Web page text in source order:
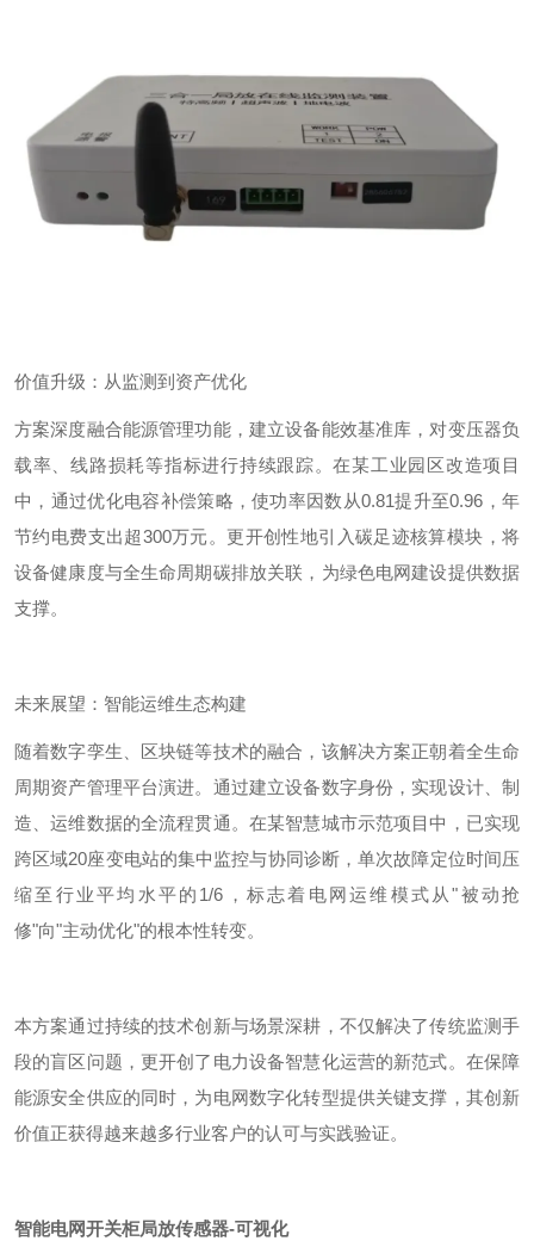
价值升级：从监测到资产优化
方案深度融合能源管理功能，建立设备能效基准库，对变压器负
载率、线路损耗等指标进行持续跟踪。在某工业园区改造项目
中，通过优化电容补偿策略，使功率因数从0.81提升至0.96 ，年
节约电费支出超300万元。更开创性地引入碳足迹核算模块，将
设备健康度与全生命周期碳排放关联，为绿色电网建设提供数据
支撑。
未来展望：智能运维生态构建
随着数字孪生、区块链等技术的融合，该解决方案正朝着全生命
周期资产管理平台演进。通过建立设备数字身份，实现设计、制
造、运维数据的全流程贯通。在某智慧城市示范项目中，已实现
跨区域20座变电站的集中监控与协同诊断，单次故障定位时间压
缩至行业平均水平的 1/6 ，标志着电网运维模式从"被动抢
修"向"主动优化"的根本性转变。
本方案通过持续的技术创新与场景深耕，不仅解决了传统监测手
段的盲区问题，更开创了电力设备智慧化运营的新范式。在保障
能源安全供应的同时，为电网数字化转型提供关键支撑，其创新
价值正获得越来越多行业客户的认可与实践验证。
智能电网开关柜局放传感器-可视化